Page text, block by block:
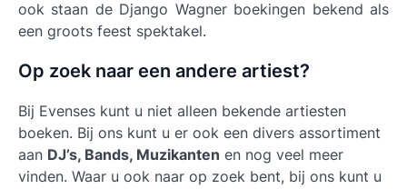
ook staan de Django Wagner boekingen bekend als
een groots feest spektakel.
Op zoek naar een andere artiest?
Bij Evenses kunt u niet alleen bekende artiesten
boeken. Bij ons kunt u er ook een divers assortiment
aan DJ’s, Bands, Muzikanten en nog veel meer
vinden. Waar u ook naar op zoek bent, bij ons kunt u